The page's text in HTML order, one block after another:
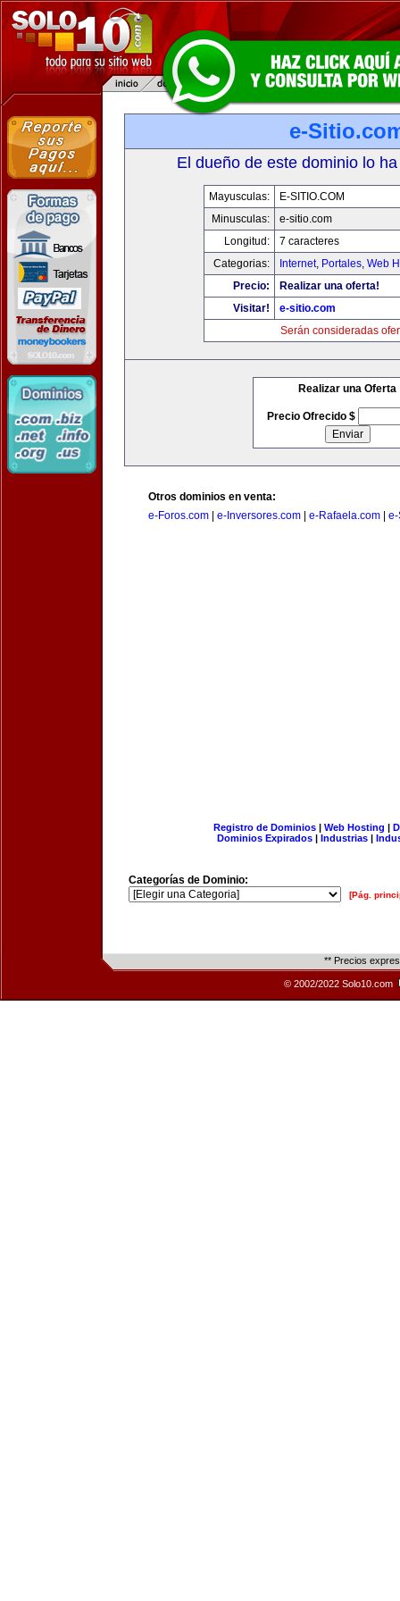
e-
El dueño de este dominio lo
Mayusculas:
E-SITIO.COM
Minusculas:
e-sitio.com
Longitud:
7 caracteres
Categorias:
Internet, Portales, Web
Precio:
Realizar una oferta!
Visitar!
e-sitio.com
Serán consideradas
Realizar una Oferta
Precio Ofrecido $
Otros dominios en venta:
e-Foros.com
e-Inversores.com e-Rafaela.com e-
Registro de Dominios| Web Hosting |
Dominios Expirados | Industrias |
Categorías de Dominio:
[Pág.
** Precios
© 2002/2022 Solo10.com